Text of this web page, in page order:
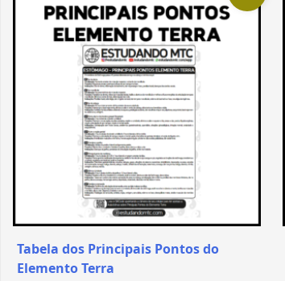
Tabela dos Principais Pontos do
Elemento Terra